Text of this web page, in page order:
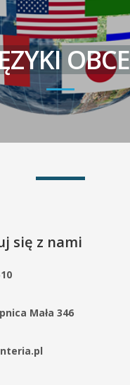
OBCE
się z nami
Mała 346